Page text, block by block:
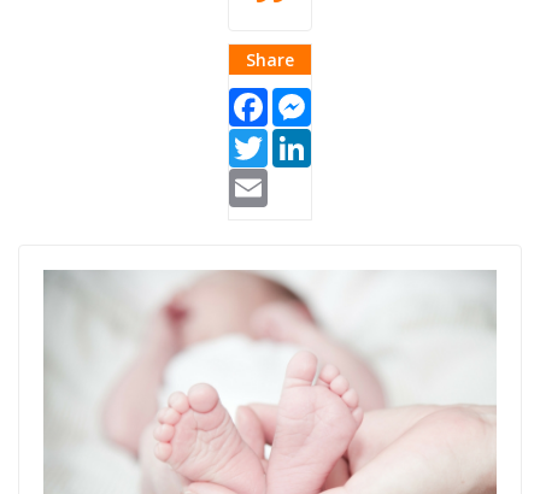
Share
Facebook
Twitter